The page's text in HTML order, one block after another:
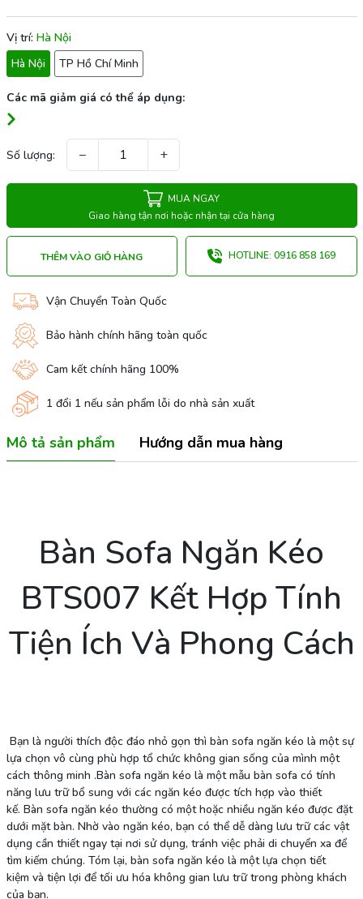
Vị trí: Hà Nội
Hà Nội
TP Hồ Chí Minh
Các mã giảm giá có thể áp dụng:
Số lượng: − +
MUA NGAY
Giao hàng tận nơi hoặc nhận tại cửa hàng
THÊM VÀO GIỎ HÀNG HOTLINE: 0916 858 169
Vận Chuyển Toàn Quốc
Bảo hành chính hãng toàn quốc
Cam kết chính hãng 100%
1 đổi 1 nếu sản phẩm lỗi do nhà sản xuất
Mô tả sản phẩm Hướng dẫn mua hàng
Bàn Sofa Ngăn Kéo
BTS007 Kết Hợp Tính
Tiện Ích Và Phong Cách
Bạn là người thích độc đáo nhỏ gọn thì bàn sofa ngăn kéo là một sự
lựa chọn vô cùng phù hợp tổ chức không gian sống của mình một
cách thông minh .Bàn sofa ngăn kéo là một mẫu bàn sofa có tính
năng lưu trữ bổ sung với các ngăn kéo được tích hợp vào thiết
kế. Bàn sofa ngăn kéo thường có một hoặc nhiều ngăn kéo được đặt
dưới mặt bàn. Nhờ vào ngăn kéo, bạn có thể dễ dàng lưu trữ các vật
dụng cần thiết ngay tại nơi sử dụng, tránh việc phải di chuyển xa để
tìm kiếm chúng. Tóm lại, bàn sofa ngăn kéo là một lựa chọn tiết
kiệm và tiện lợi để tối ưu hóa không gian lưu trữ trong phòng khách
của bạn.